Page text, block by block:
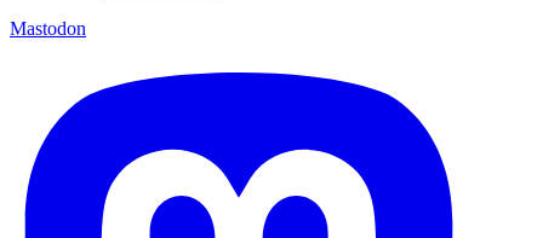
Mastodon